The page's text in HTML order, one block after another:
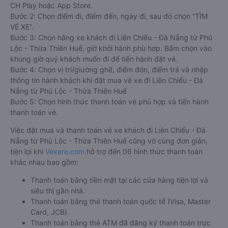
CH Play hoặc App Store.
Bước 2: Chọn điểm đi, điểm đến, ngày đi, sau đó chọn “TÌM
VÉ XE”.
Bước 3: Chọn hãng xe khách đi Liên Chiểu - Đà Nẵng từ Phú
Lộc - Thừa Thiên Huế, giờ khởi hành phù hợp. Bấm chọn vào
khung giờ quý khách muốn đi để tiến hành đặt vé.
Bước 4: Chọn vị trí/giường ghế, điểm đón, điểm trả và nhập
thông tin hành khách khi đặt mua vé xe đi Liên Chiểu - Đà
Nẵng từ Phú Lộc - Thừa Thiên Huế
Bước 5: Chọn hình thức thanh toán vé phù hợp và tiến hành
thanh toán vé.
Việc đặt mua và thanh toán vé xe khách đi Liên Chiểu - Đà
Nẵng từ Phú Lộc - Thừa Thiên Huế cũng vô cùng đơn giản,
tiện lợi khi Vexere.com hỗ trợ đến 06 hình thức thanh toán
khác nhau bao gồm:
Thanh toán bằng tiền mặt tại các cửa hàng tiện lợi và
siêu thị gần nhà.
Thanh toán bằng thẻ thanh toán quốc tế (Visa, Master
Card, JCB).
Thanh toán bằng thẻ ATM đã đăng ký thanh toán trực